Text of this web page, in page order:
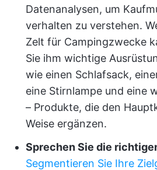
Datenanalysen, um
verhalten zu verstehen.
Zelt für Campingzwecke
Sie ihm wichtige
wie einen Schlafsack,
eine Stirnlampe und eine
– Produkte, die den
Weise ergänzen.
Sprechen Sie die
Segmentieren Sie Ihre